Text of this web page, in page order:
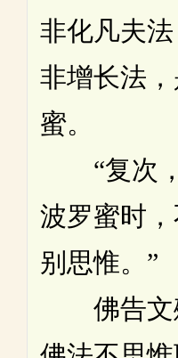
非化凡夫法
非增长法
蜜。
“复次，
波罗蜜时
别思惟。”
佛告文